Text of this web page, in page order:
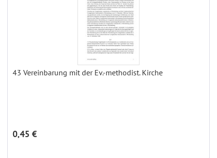
43 Vereinbarung mit der Ev.-methodist. Kirche
0,45 €